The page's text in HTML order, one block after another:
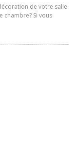
de votre salle
chambre? Si vous